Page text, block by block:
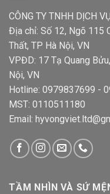
CÔNG TY TNHH DỊCH
Địa chỉ: Số 12, Ngõ 115
Thất, TP Hà Nội, VN
VPĐD: 17 Tạ Quang
Nội, VN
Hotline: 0979837699 -
MST: 0110511180
Email:
TẦM NHÌN VÀ SỨ